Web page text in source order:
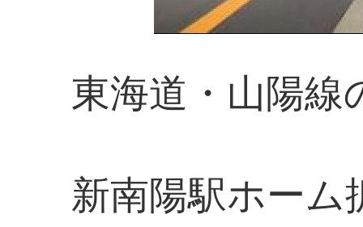
東海道・山陽線
新南陽駅ホーム